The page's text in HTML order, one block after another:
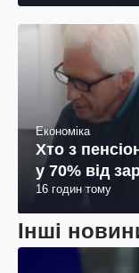
Економіка
Хто з
у 70% від
16 годин тому
Інші